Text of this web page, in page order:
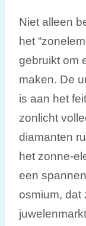
Niet alleen
het
gebruikt om
maken. De
is aan het
zonlicht
diamanten
het zonne-
een
osmium, dat